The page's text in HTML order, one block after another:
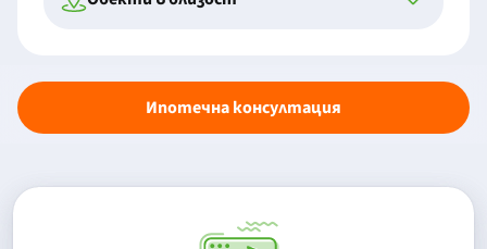
Ипотечна консултация